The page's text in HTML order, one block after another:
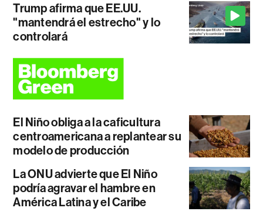
Trump afirma que EE.UU.
"mantendrá el estrecho" y lo
controlará
El Niño obliga a la caficultura
centroamericana a replantear su
modelo de producción
La ONU advierte que El Niño
podría agravar el hambre en
América Latina y el Caribe